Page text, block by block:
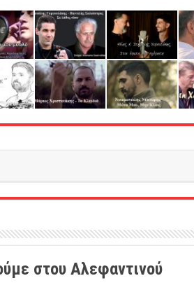
στου Αλεφαντινού